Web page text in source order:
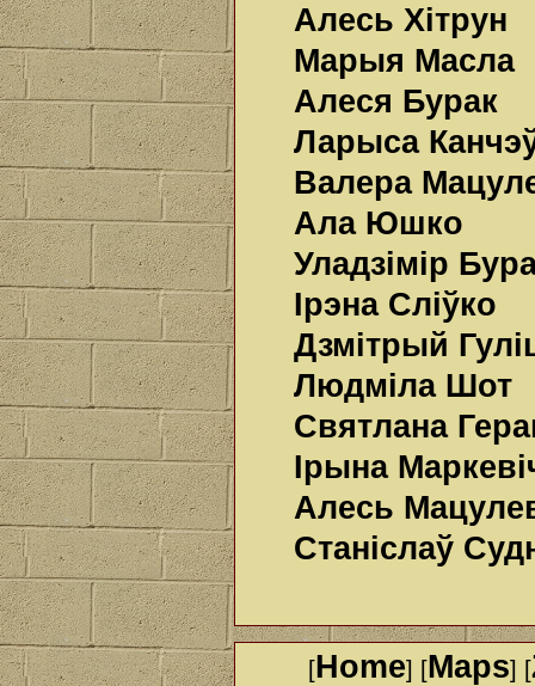
Алесь Хітрун
Марыя Масла
Алеся Бурак
Ларыса
Валера
Ала Юшко
Уладзімір
Ірэна Сліўко
Дзмітрый
Людміла Шот
Святлана
Ірына
Алесь
Станіслаў
[Home] [Maps] [